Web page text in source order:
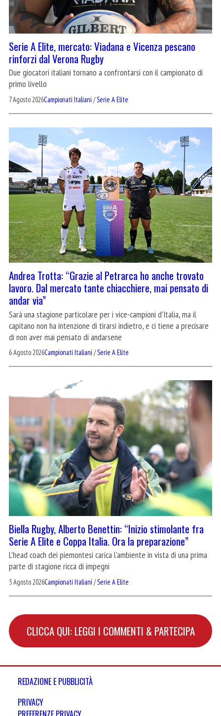
Serie A Elite, mercato: Viadana e Vicenza pescano
rinforzi dal Verona Rugby
Due giocatori italiani tornano a confrontarsi con il campionato di
primo livello
7 Agosto 2026Campionati Italiani /Serie A Elite
Andrea Trotta: “Grazie al Petrarca ho anche trovato
lavoro. Dal mercato tante chiacchiere, mai pensato di
andar via”
Sarà una stagione particolare per i vice-campioni d'Italia, ma il
capitano non ha intenzione di tirarsi indietro, e ci tiene a precisare
di non aver mai pensato di andarsene
6 Agosto 2026Campionati Italiani /Serie A Elite
Biella Rugby, Alberto Benettin: “Inizio stimolante fra
Serie A Elite e Coppa Italia. Ora la preparazione”
L'head coach dei piemontesi carica l'ambiente in vista di una prima
parte di stagione ricca di impegni
5 Agosto 2026Campionati Italiani /Serie A Elite
CLICCA QUI: LEGGI I COMMENTI & PARTECIPA
REDAZIONE E PUBBLICITÀ
PRIVACY